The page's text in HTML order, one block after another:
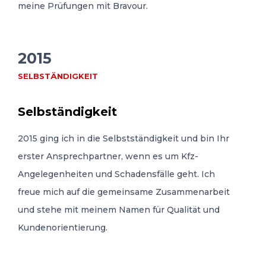
meine Prüfungen mit Bravour.
2015
SELBSTÄNDIGKEIT
Selbständigkeit
2015 ging ich in die Selbstständigkeit und bin Ihr
erster Ansprechpartner, wenn es um Kfz-
Angelegenheiten und Schadensfälle geht. Ich
freue mich auf die gemeinsame Zusammenarbeit
und stehe mit meinem Namen für Qualität und
Kundenorientierung.